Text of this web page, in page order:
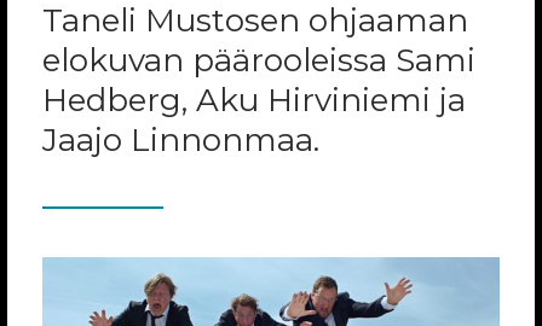
Taneli Mustosen ohjaaman
elokuvan päärooleissa Sami
Hedberg, Aku Hirviniemi ja
Jaajo Linnonmaa.